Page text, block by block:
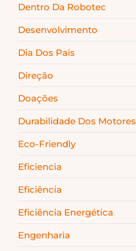
Dentro Da Robotec
Desenvolvimento
Dia Dos Pais
Direção
Doações
Durabilidade Dos Motores
Eco-Friendly
Eficiencia
Eficiência
Eficiência Energética
Engenharia